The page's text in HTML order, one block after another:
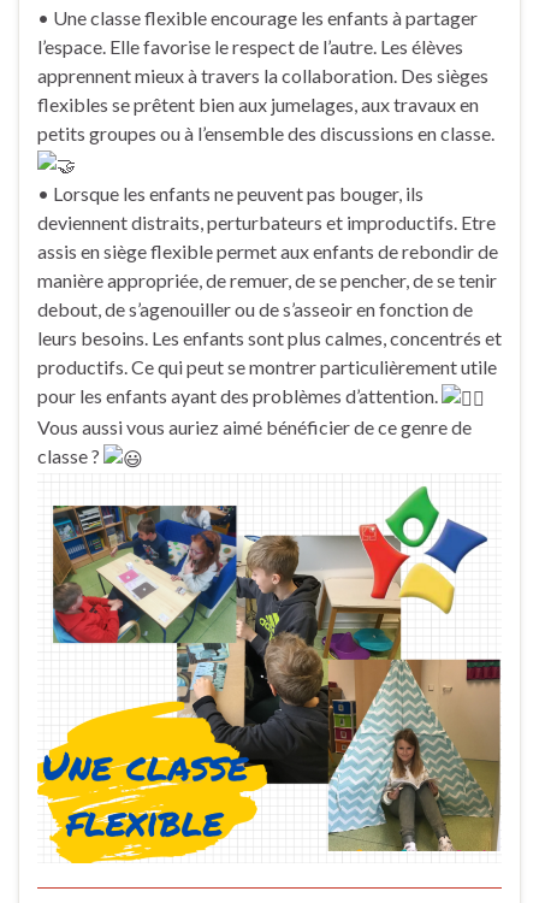
• Une classe flexible encourage les enfants à partager
l’espace. Elle favorise le respect de l’autre. Les élèves
apprennent mieux à travers la collaboration. Des sièges
flexibles se prêtent bien aux jumelages, aux travaux en
petits groupes ou à l’ensemble des discussions en classe.
• Lorsque les enfants ne peuvent pas bouger, ils
deviennent distraits, perturbateurs et improductifs. Etre
assis en siège flexible permet aux enfants de rebondir de
manière appropriée, de remuer, de se pencher, de se tenir
debout, de s’agenouiller ou de s’asseoir en fonction de
leurs besoins. Les enfants sont plus calmes, concentrés et
productifs. Ce qui peut se montrer particulièrement utile
pour les enfants ayant des problèmes d’attention.
Vous aussi vous auriez aimé bénéficier de ce genre de
classe ?